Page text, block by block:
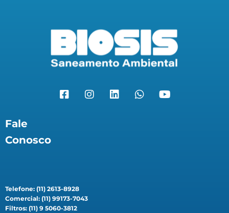
Fale
Conosco
Telefone: (11) 2613-8928
Comercial: (11) 99173-7043
Filtros: (11) 9 5060-3812